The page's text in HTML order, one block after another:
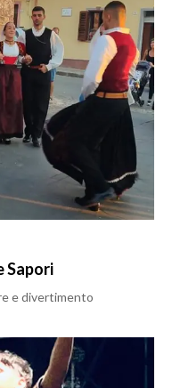
Sapori
e divertimento